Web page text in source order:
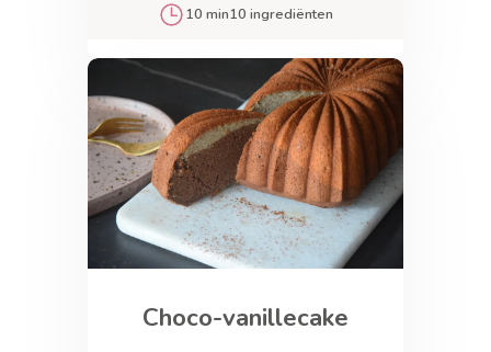
10 min10 ingrediënten
Choco-vanillecake